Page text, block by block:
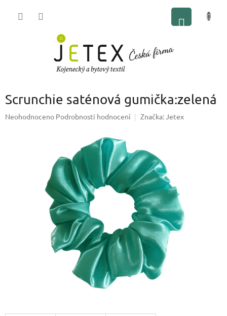
Scrunchie saténová gumička:zelená
Průměrné
Neohodnoceno Podrobnosti hodnocení Značka:Jetex